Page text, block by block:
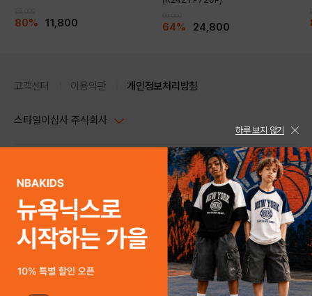
80% 11,800 64% 24,800
고객센터 이용약관 개인정보처리방침
스타일이십사 주식회사
주소 : 서울시 강남구 논현로 633, 6층 (논현동, 한세엠케이빌딩)
사업자등록번호 : 116-81-32499
통신판매업신고번호 : 제 2024-서울강남-04239
호스팅 서비스 : 스타일이십사㈜
고객센터 1544-5336(평일 09:00~ 18:00 토/일/공휴일 휴무)
스타일24 고객센터 1544-5336
평일 09:00~ 18:00 (토/일/공휴일 휴무)
help Email : help@style24.com
COPYRIGHTⓒ2021 STYLE24 ALL RIGHTS RESERVED.
하루 보지 않기